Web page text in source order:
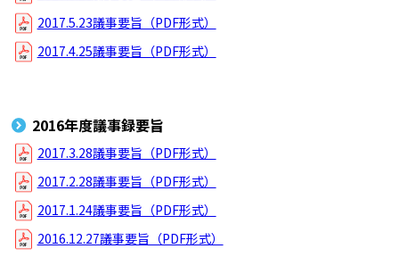
2017.5.23議事要旨（PDF形式）
2017.4.25議事要旨（PDF形式）
2016年度議事録要旨
2017.3.28議事要旨（PDF形式）
2017.2.28議事要旨（PDF形式）
2017.1.24議事要旨（PDF形式）
2016.12.27議事要旨（PDF形式）